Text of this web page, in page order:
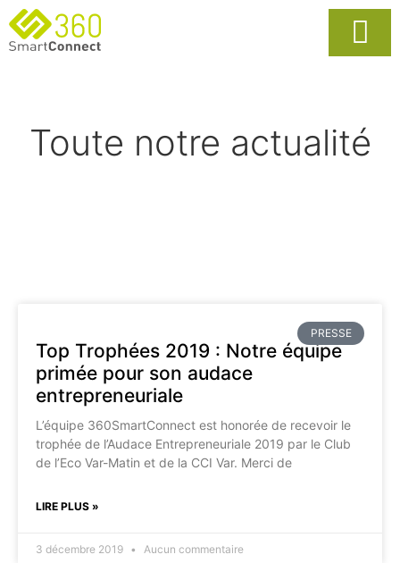
Toute notre actualité
PRESSE
Top Trophées 2019 : Notre équipe
primée pour son audace
entrepreneuriale
L’équipe 360SmartConnect est honorée de recevoir le
trophée de l’Audace Entrepreneuriale 2019 par le Club
de l’Eco Var-Matin et de la CCI Var. Merci de
LIRE PLUS »
3 décembre 2019 Aucun commentaire